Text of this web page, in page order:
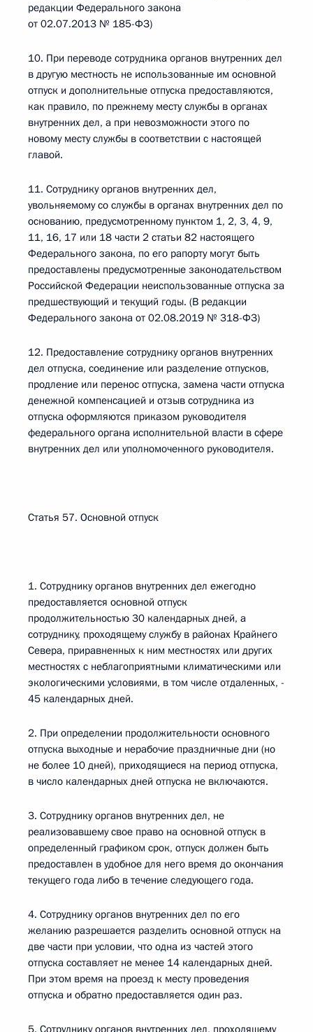
редакции Федерального закона
от 02.07.2013 № 185-ФЗ)
10. При переводе сотрудника органов внутренних дел
в другую местность не использованные им основной
отпуск и дополнительные отпуска предоставляются,
как правило, по прежнему месту службы в органах
внутренних дел, а при невозможности этого по
новому месту службы в соответствии с настоящей
главой.
11. Сотруднику органов внутренних дел,
увольняемому со службы в органах внутренних дел по
основанию, предусмотренному пунктом 1, 2, 3, 4, 9,
11, 16, 17 или 18 части 2 статьи 82 настоящего
Федерального закона, по его рапорту могут быть
предоставлены предусмотренные законодательством
Российской Федерации неиспользованные отпуска за
предшествующий и текущий годы. (В редакции
Федерального закона от 02.08.2019 № 318-ФЗ)
12. Предоставление сотруднику органов внутренних
дел отпуска, соединение или разделение отпусков,
продление или перенос отпуска, замена части отпуска
денежной компенсацией и отзыв сотрудника из
отпуска оформляются приказом руководителя
федерального органа исполнительной власти в сфере
внутренних дел или уполномоченного руководителя.
Статья 57. Основной отпуск
1. Сотруднику органов внутренних дел ежегодно
предоставляется основной отпуск
продолжительностью 30 календарных дней, а
сотруднику, проходящему службу в районах Крайнего
Севера, приравненных к ним местностях или других
местностях с неблагоприятными климатическими или
экологическими условиями, в том числе отдаленных, -
45 календарных дней.
2. При определении продолжительности основного
отпуска выходные и нерабочие праздничные дни (но
не более 10 дней), приходящиеся на период отпуска,
в число календарных дней отпуска не включаются.
3. Сотруднику органов внутренних дел, не
реализовавшему свое право на основной отпуск в
определенный графиком срок, отпуск должен быть
предоставлен в удобное для него время до окончания
текущего года либо в течение следующего года.
4. Сотруднику органов внутренних дел по его
желанию разрешается разделить основной отпуск на
две части при условии, что одна из частей этого
отпуска составляет не менее 14 календарных дней.
При этом время на проезд к месту проведения
отпуска и обратно предоставляется один раз.
5. Сотруднику органов внутренних дел, проходящему